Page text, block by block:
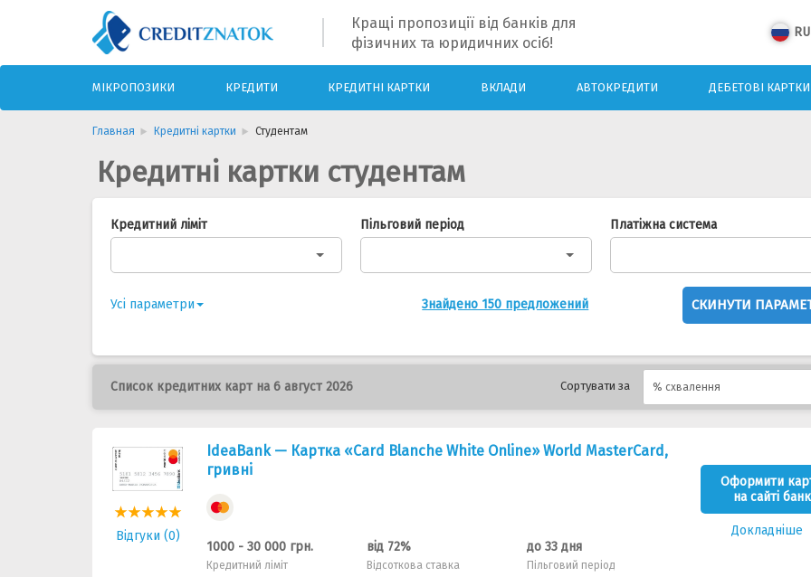
Кращі пропозиції від банків для
фізичних та юридичних осіб!
RU
МІКРОПОЗИКИ КРЕДИТИ КРЕДИТНІ КАРТКИ ВКЛАДИ АВТОКРЕДИТИ ДЕБЕТОВІ КАРТКИ
Главная Кредитні картки Студентам
Кредитні картки студентам
Кредитний ліміт Пільговий період Платіжна система
Усі параметри СКИНУТИ
Знайдено 150 предложений
Список кредитних карт на 6 август 2026 Сортувати за % схвалення
Відгуки (0)
IdeaBank — Картка «Card Blanche White Online» World MasterCard,
гривнi
1000 - 30 000 грн.
Кредитний ліміт
від 72%
Відсоткова ставка
до 33 дня
Пільговий період
Оформити
на сайті
Докладніше